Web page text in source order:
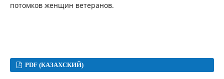
потомков женщин ветеранов.
PDF (КАЗАХСКИЙ)